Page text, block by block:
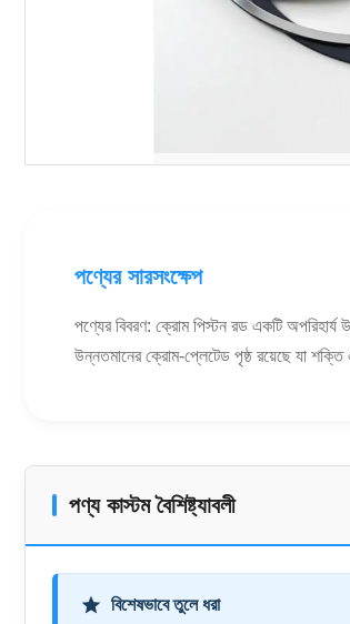
পণ্যের সারসংক্ষেপ
পণ্যের বিবরণ: ক্রোম পিস্টন রড একটি অপরিহার্য
উন্নতমানের ক্রোম-প্লেটেড পৃষ্ঠ রয়েছে যা শক্তি
পণ্য কাস্টম বৈশিষ্ট্যাবলী
বিশেষভাবে তুলে ধরা